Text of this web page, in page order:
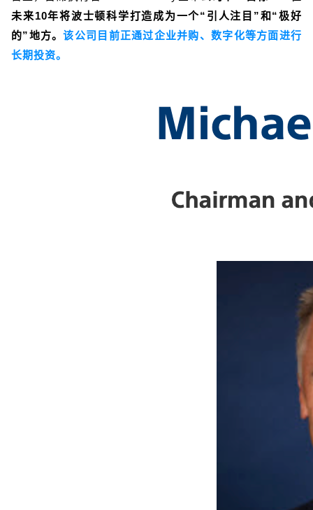
未来10年将波士顿科学打造成为一个“引人注目”和“极好
的”地方。该公司目前正通过企业并购、数字化等方面进行
长期投资。